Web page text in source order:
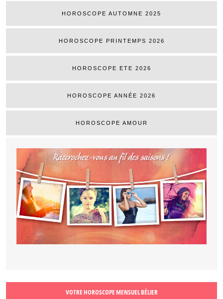
HOROSCOPE AUTOMNE 2025
HOROSCOPE PRINTEMPS 2026
HOROSCOPE ETE 2026
HOROSCOPE ANNÉE 2026
HOROSCOPE AMOUR
VOTRE HOROSCOPE MENSUEL BÉLIER